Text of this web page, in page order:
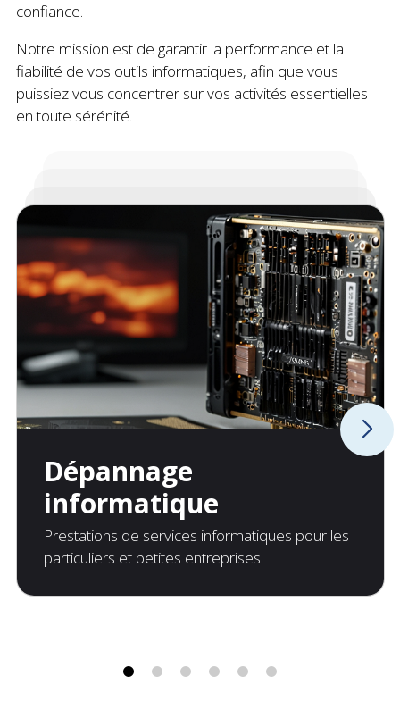
confiance.
Notre mission est de garantir la performance et la
fiabilité de vos outils informatiques, afin que vous
puissiez vous concentrer sur vos activités essentielles
en toute sérénité.
Dépannage
informatique
Prestations de services informatiques pour les
particuliers et petites entreprises.